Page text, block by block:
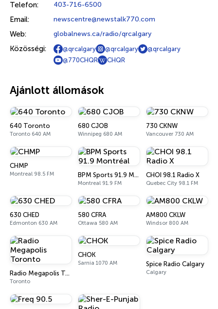
Telefon: 403-716-6500
Email: newscentre@newstalk770.com
Web: globalnews.ca/radio/qrcalgary
Közösségi: @qrcalgary @qrcalgary
@qrcalgary
@770CHQR
CHQR
Ajánlott állomások
640 Toronto
Toronto 640 AM
680 CJOB
Winnipeg 680 AM
730 CKNW
Vancouver 730 AM
CHMP
Montreal 98.5 FM BPM Sports 91.9 Montréal
Montreal 91.9 FM
CHOI 98.1 Radio X
Quebec City 98.1 FM
630 CHED
Edmonton 630 AM
580 CFRA
Ottawa 580 AM
AM800 CKLW
Windsor 800 AM
Radio Megapolis Toronto
Toronto
CHOK
Sarnia 1070 AM Spice Radio Calgary
Calgary